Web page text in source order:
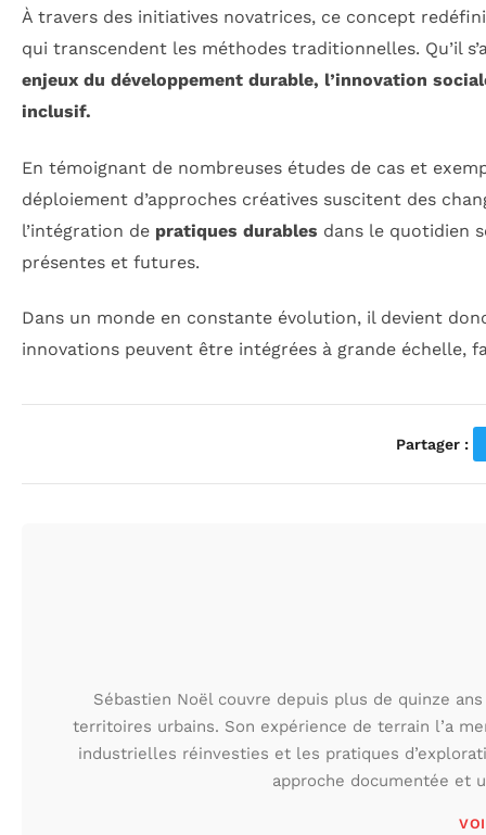
À travers des initiatives novatrices, ce concept
qui transcendent les méthodes traditionnelles. Qu’il
enjeux du développement durable, l’innovation
inclusif.
En témoignant de nombreuses études de cas et
déploiement d’approches créatives suscitent des
l’intégration de pratiques durables dans le quotidien
présentes et futures.
Dans un monde en constante évolution, il devient
innovations peuvent être intégrées à grande échelle,
Partager :
Sébastien Noël couvre depuis plus de quinze
territoires urbains. Son expérience de terrain l’a
industrielles réinvesties et les pratiques
approche documentée et